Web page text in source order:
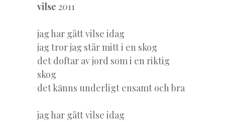
vilse 2011
jag har gått vilse idag
jag tror jag står mitt i en skog
det doftar av jord som i en riktig
skog
det känns underligt ensamt och bra
jag har gått vilse idag